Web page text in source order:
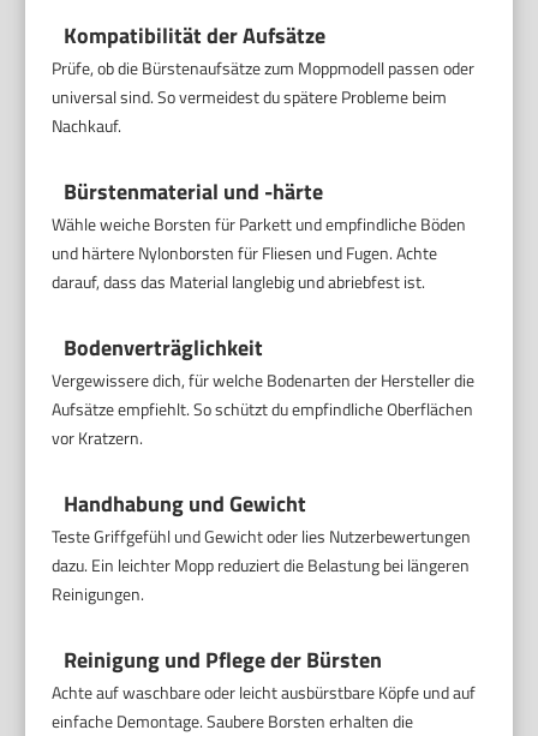
Kompatibilität der Aufsätze
Prüfe, ob die Bürstenaufsätze zum Moppmodell passen oder
universal sind. So vermeidest du spätere Probleme beim
Nachkauf.
Bürstenmaterial und -härte
Wähle weiche Borsten für Parkett und empfindliche Böden
und härtere Nylonborsten für Fliesen und Fugen. Achte
darauf, dass das Material langlebig und abriebfest ist.
Bodenverträglichkeit
Vergewissere dich, für welche Bodenarten der Hersteller die
Aufsätze empfiehlt. So schützt du empfindliche Oberflächen
vor Kratzern.
Handhabung und Gewicht
Teste Griffgefühl und Gewicht oder lies Nutzerbewertungen
dazu. Ein leichter Mopp reduziert die Belastung bei längeren
Reinigungen.
Reinigung und Pflege der Bürsten
Achte auf waschbare oder leicht ausbürstbare Köpfe und auf
einfache Demontage. Saubere Borsten erhalten die